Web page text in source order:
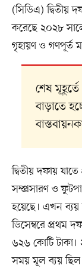
(সিডিএ) দ্বিতীয়
করেছে ২০২৮
গৃহায়ণ ও গণপূর্ত
শেষ
বাড়াতে
দ্বিতীয় দফায়
সম্প্রসারণ ও
হয়েছে। এখন
ডিসেম্বরে প্রথম
৬২৬ কোটি
সময় মূল ব্যয় ছিল